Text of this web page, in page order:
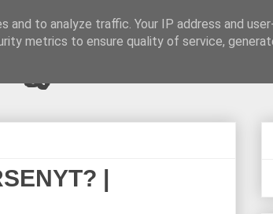
|
to analyze traffic. Your IP address and
metrics to ensure quality of service,